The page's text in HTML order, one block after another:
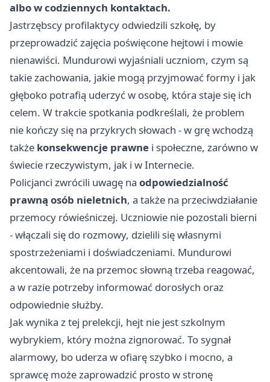
albo w codziennych kontaktach.
Jastrzębscy profilaktycy odwiedzili szkołę, by
przeprowadzić zajęcia poświęcone hejtowi i mowie
nienawiści. Mundurowi wyjaśniali uczniom, czym są
takie zachowania, jakie mogą przyjmować formy i jak
głęboko potrafią uderzyć w osobę, która staje się ich
celem. W trakcie spotkania podkreślali, że problem
nie kończy się na przykrych słowach - w grę wchodzą
także konsekwencje prawne i społeczne, zarówno w
świecie rzeczywistym, jak i w Internecie.
Policjanci zwrócili uwagę na odpowiedzialność
prawną osób nieletnich, a także na przeciwdziałanie
przemocy rówieśniczej. Uczniowie nie pozostali bierni
- włączali się do rozmowy, dzielili się własnymi
spostrzeżeniami i doświadczeniami. Mundurowi
akcentowali, że na przemoc słowną trzeba reagować,
a w razie potrzeby informować dorosłych oraz
odpowiednie służby.
Jak wynika z tej prelekcji, hejt nie jest szkolnym
wybrykiem, który można zignorować. To sygnał
alarmowy, bo uderza w ofiarę szybko i mocno, a
sprawcę może zaprowadzić prosto w stronę